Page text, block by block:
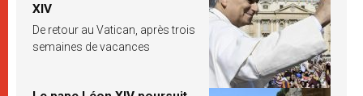
XIV
De retour au Vatican, après trois
semaines de vacances